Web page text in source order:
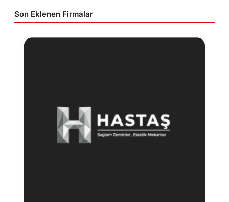
Son Eklenen Firmalar